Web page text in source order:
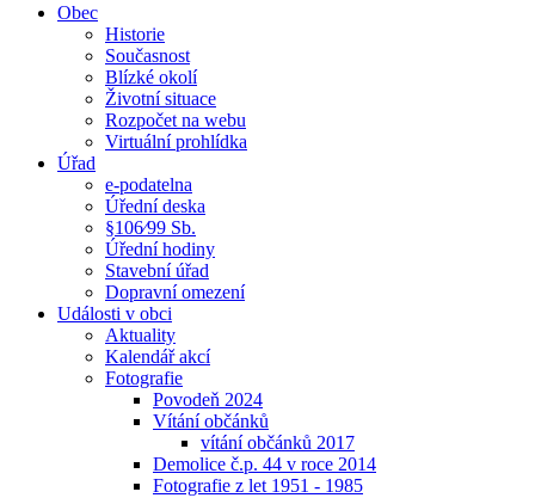
Obec
Historie
Současnost
Blízké okolí
Životní situace
Rozpočet na webu
Virtuální prohlídka
Úřad
e-podatelna
Úřední deska
§106⁄99 Sb.
Úřední hodiny
Stavební úřad
Dopravní omezení
Události v obci
Aktuality
Kalendář akcí
Fotografie
Povodeň 2024
Vítání občánků
vítání občánků 2017
Demolice č.p. 44 v roce 2014
Fotografie z let 1951 - 1985